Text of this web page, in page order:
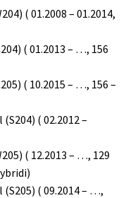
( 01.2008 – 01.2014,
( 01.2013 – …, 156
( 10.2015 – …, 156 –
( 02.2012 –
( 12.2013 – …, 129
(S205) ( 09.2014 – …,